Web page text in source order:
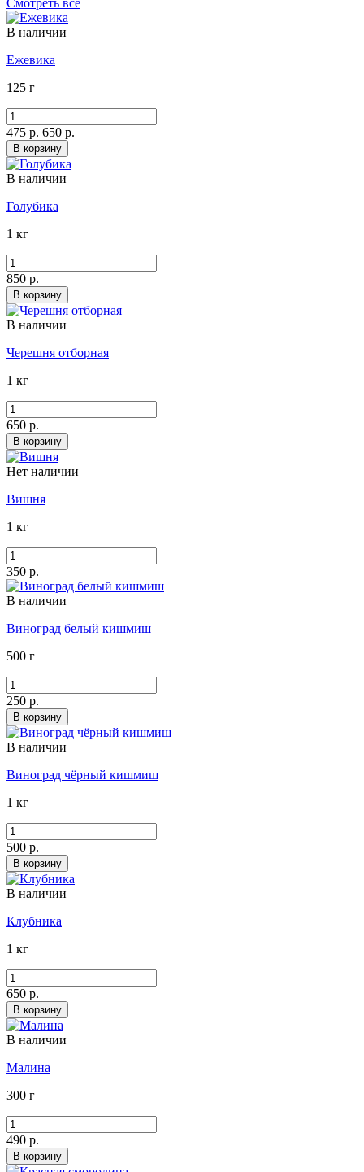
В наличии
Ежевика
125 г
475 р. 650 р.
В корзину
В наличии
Голубика
1 кг
850 р.
В корзину
В наличии
Черешня отборная
1 кг
650 р.
В корзину
Нет наличии
Вишня
1 кг
350 р.
В наличии
Виноград белый кишмиш
500 г
250 р.
В корзину
В наличии
Виноград чёрный кишмиш
1 кг
500 р.
В корзину
В наличии
Клубника
1 кг
650 р.
В корзину
В наличии
Малина
300 г
490 р.
В корзину